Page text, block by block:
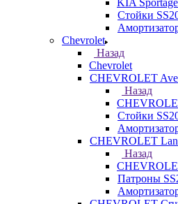
KIA
Стойки
Chevrolet
Назад
Chevrolet
CHEVROLET
Назад
Стойки
CHEVROLET
Назад
Патроны